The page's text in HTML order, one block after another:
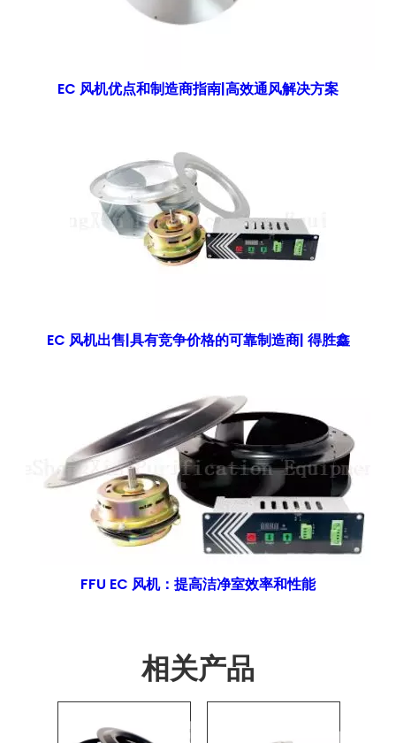
EC 风机优点和制造商指南|高效通风解决方案
EC 风机出售|具有竞争价格的可靠制造商| 得胜鑫
FFU EC 风机：提高洁净室效率和性能
相关产品